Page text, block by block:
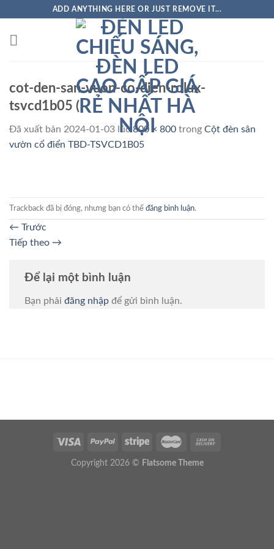
ADD ANYTHING HERE OR JUST REMOVE IT...
cot-den-san-vuon-co-dien-rolux-
tsvcd1b05 (
Đã xuất bản 2024-01-03 lúc 800 × 800 trong Cột đèn sân
vườn cổ điển TBD-TSVCD1B05
Trackback đã bị đóng, nhưng bạn có thể đăng bình luận.
← Trước
Tiếp theo →
Để lại một bình luận
Bạn phải đăng nhập để gửi bình luận.
Copyright 2026 © Flatsome Theme